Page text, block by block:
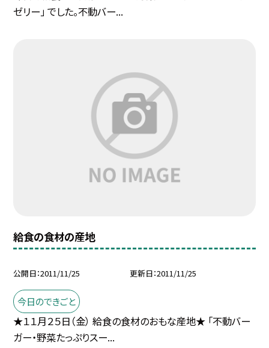
ゼリー」 でした。不動バー...
給食の食材の産地
公開日 2011/11/25 更新日 2011/11/25
今日のできごと
★１１月２５日（金） 給食の食材のおもな産地★ 「不動バー
ガー・野菜たっぷりスー...